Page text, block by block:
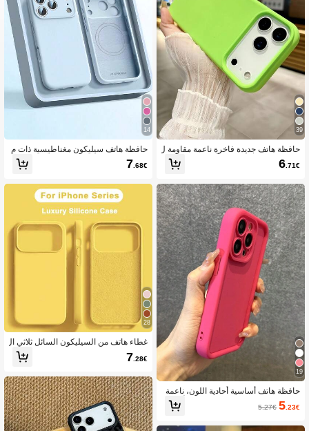
4.87 5.4K متابعون
4.87 5.4K متابعون
39
حافظة هاتف جديدة فاخرة ناعمة مقاومة ل
لصدمات مناسبة لهواتف آيفون 17 16 15
برو 14 بلس 13 12 11 17 برو ماكس إير
م سلس مقاوم للسقوط ومانع للانزلاق، م
صنوعة من مواد صديقة للبشرة
6.71€
19
حافظة هاتف أساسية أحادية اللون، ناعمة
وسميكة مضادة للسقوط، باللون الأحمر ال
وردي، متوافقة مع هواتف آيفون 17 برو ما
5.23€
5.27€
14
حافظة هاتف سيليكون مغناطيسية ذات م
وحد اللون مع دعم الشحن اللاسلكي متواف
قة مع 17 Pro Max ، 17 Pro ، 17 Air ، 1
7.68€
28
غطاء هاتف من السيليكون السائل ثلاثي ال
طبقات بتغطية كاملة من المطاط الناعم
لصدمات مع بطانة من الألياف الدقيقة مقا
ومة للخدش، متوافق مع آيفون 13 11 16
برو ماكس 15 14 بلس 12 ميني XS ماك
س 7 8 بلس
7 .28€